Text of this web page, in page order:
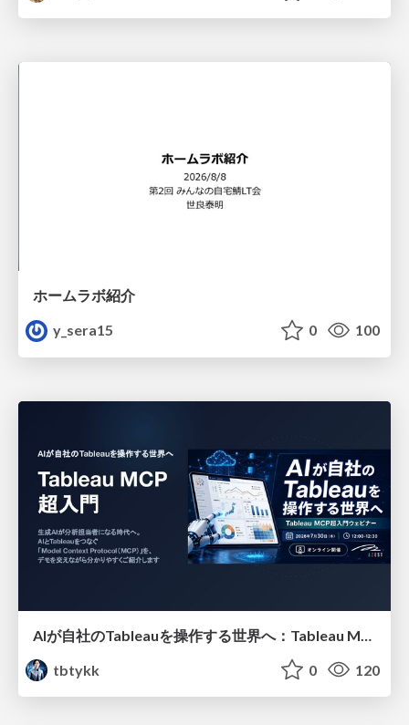
ホームラボ紹介
y_sera15
0 100
tbtykk
0 120